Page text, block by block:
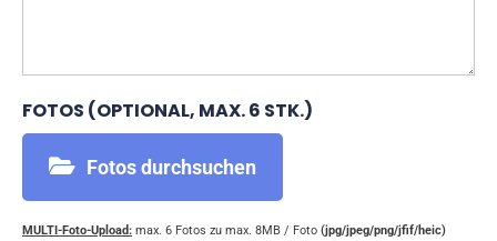
FOTOS (OPTIONAL, MAX. 6 STK.)
Fotos durchsuchen
MULTI-Foto-Upload: max. 6 Fotos zu max. 8MB / Foto (jpg/jpeg/png/jfif/heic)